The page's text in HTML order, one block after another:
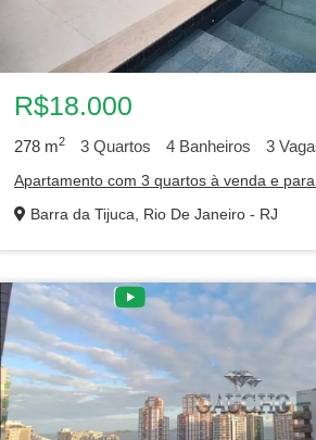
R$18.000
278 m2 3 Quartos 4 Banheiros 3
Apartamento com 3 quartos à venda e
Barra da Tijuca, Rio De Janeiro - RJ